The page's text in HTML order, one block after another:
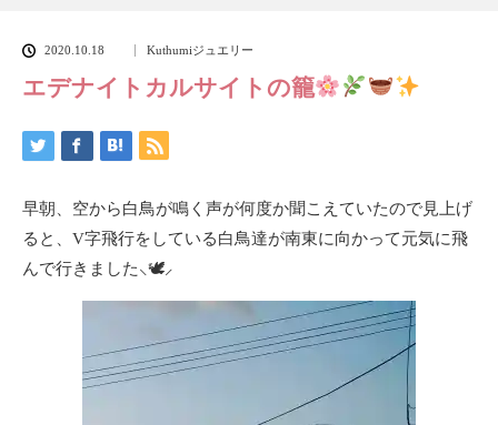
2020.10.18 Kuthumiジュエリー
エデナイトカルサイトの籠
早朝、空から白鳥が鳴く声が何度か聞こえていたので見上げ
ると、V字飛行をしている白鳥達が南東に向かって元気に飛
んで行きました⸜🕊⸝